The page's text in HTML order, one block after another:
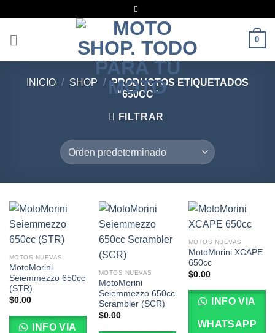
contenido
0
INICIO / SHOP / PRODUCTOS ETIQUETADOS
“650CC”
FILTRAR
MOTOS NUEVAS
MotoMorini
Seiemmezzo 650cc
(STR)
$0.00
INFO VIA
MOTOS NUEVAS
MotoMorini
Seiemmezzo 650cc
Scrambler (SCR)
$0.00
MOTOS NUEVAS
MotoMorini XCAPE
650cc
$0.00
INFO VIA
WHATSAPP